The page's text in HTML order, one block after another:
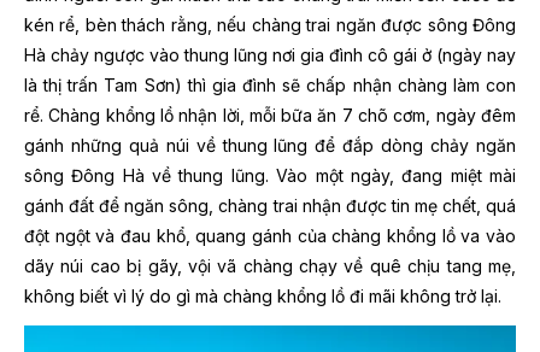
kén rể, bèn thách rằng, nếu chàng trai ngăn được sông Đông
Hà chảy ngược vào thung lũng nơi gia đình cô gái ở (ngày nay
là thị trấn Tam Sơn) thì gia đình sẽ chấp nhận chàng làm con
rể. Chàng khổng lồ nhận lời, mỗi bữa ăn 7 chõ cơm, ngày đêm
gánh những quả núi về thung lũng để đắp dòng chảy ngăn
sông Đông Hà về thung lũng. Vào một ngày, đang miệt mài
gánh đất để ngăn sông, chàng trai nhận được tin mẹ chết, quá
đột ngột và đau khổ, quang gánh của chàng khổng lồ va vào
dãy núi cao bị gãy, vội vã chàng chạy về quê chịu tang mẹ,
không biết vì lý do gì mà chàng khổng lồ đi mãi không trở lại.